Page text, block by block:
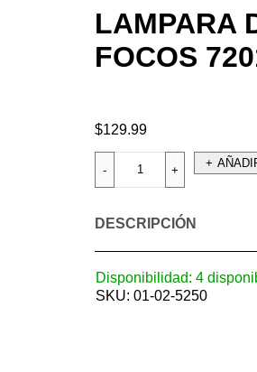
LAMPARA
FOCOS
$129.99
DESCRIPCIÓN
Disponibilidad: 4
SKU: 01-02-5250